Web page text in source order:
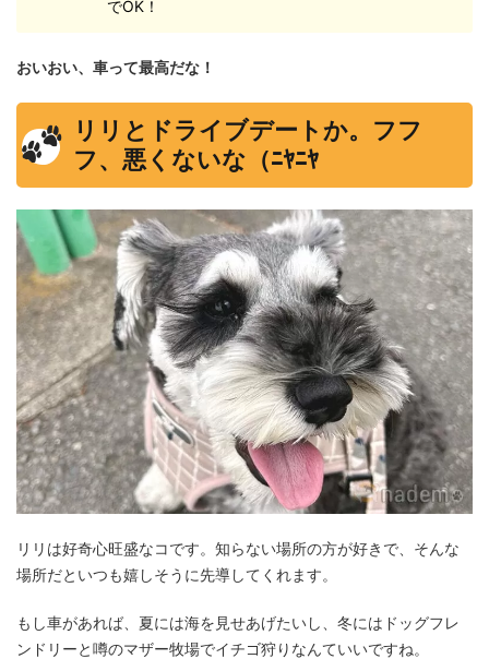
でOK！
おいおい、車って最高だな！
リリとドライブデートか。フフ
フ、悪くないな（ﾆﾔﾆﾔ
リリは好奇心旺盛なコです。知らない場所の方が好きで、そんな
場所だといつも嬉しそうに先導してくれます。
もし車があれば、夏には海を見せあげたいし、冬にはドッグフレ
ンドリーと噂のマザー牧場でイチゴ狩りなんていいですね。